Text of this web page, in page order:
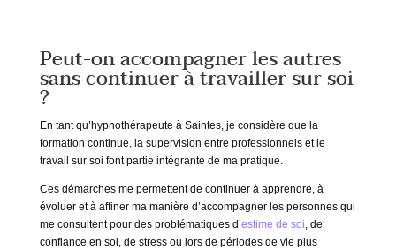
Peut-on accompagner les autres
sans continuer à travailler sur soi
?
En tant qu’hypnothérapeute à Saintes, je considère que la
formation continue, la supervision entre professionnels et le
travail sur soi font partie intégrante de ma pratique.
Ces démarches me permettent de continuer à apprendre, à
évoluer et à affiner ma manière d’accompagner les personnes qui
me consultent pour des problématiques d’estime de soi, de
confiance en soi, de stress ou lors de périodes de vie plus